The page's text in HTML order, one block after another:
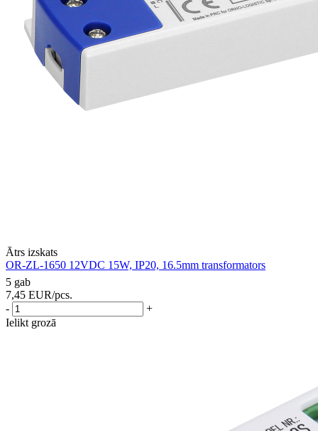
Ātrs izskats
OR-ZL-1650 12VDC 15W, IP20, 16.5mm transformators
5 gab
7,45 EUR/pcs.
-
+
Ielikt grozā